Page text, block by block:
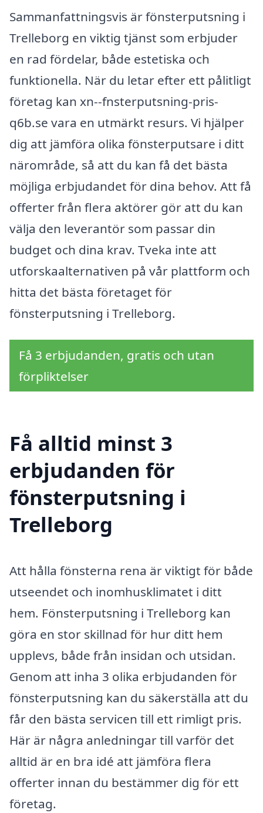
Sammanfattningsvis är fönsterputsning i
Trelleborg en viktig tjänst som erbjuder
en rad fördelar, både estetiska och
funktionella. När du letar efter ett pålitligt
företag kan xn--fnsterputsning-pris-
q6b.se vara en utmärkt resurs. Vi hjälper
dig att jämföra olika fönsterputsare i ditt
närområde, så att du kan få det bästa
möjliga erbjudandet för dina behov. Att få
offerter från flera aktörer gör att du kan
välja den leverantör som passar din
budget och dina krav. Tveka inte att
utforskaalternativen på vår plattform och
hitta det bästa företaget för
fönsterputsning i Trelleborg.
Få 3 erbjudanden, gratis och utan
förpliktelser
Få alltid minst 3
erbjudanden för
fönsterputsning i
Trelleborg
Att hålla fönsterna rena är viktigt för både
utseendet och inomhusklimatet i ditt
hem. Fönsterputsning i Trelleborg kan
göra en stor skillnad för hur ditt hem
upplevs, både från insidan och utsidan.
Genom att inha 3 olika erbjudanden för
fönsterputsning kan du säkerställa att du
får den bästa servicen till ett rimligt pris.
Här är några anledningar till varför det
alltid är en bra idé att jämföra flera
offerter innan du bestämmer dig för ett
företag.